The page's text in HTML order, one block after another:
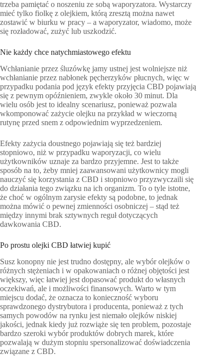
trzeba pamiętać o noszeniu ze sobą waporyzatora. Wystarczy
mieć tylko fiolkę z olejkiem, którą zresztą można nawet
zostawić w biurku w pracy – a waporyzator, wiadomo, może
się rozładować, zużyć lub uszkodzić.
Nie każdy chce natychmiastowego efektu
Wchłanianie przez śluzówkę jamy ustnej jest wolniejsze niż
wchłanianie przez nabłonek pęcherzyków płucnych, więc w
przypadku podania pod język efekty przyjęcia CBD pojawiają
się z pewnym opóźnieniem, zwykle około 30 minut. Dla
wielu osób jest to idealny scenariusz, ponieważ pozwala
wkomponować zażycie olejku na przykład w wieczorną
rutynę przed snem z odpowiednim wyprzedzeniem.
Efekty zażycia doustnego pojawiają się też bardziej
stopniowo, niż w przypadku waporyzacji, co wielu
użytkowników uznaje za bardzo przyjemne. Jest to także
sposób na to, żeby mniej zaawansowani użytkownicy mogli
nauczyć się korzystania z CBD i stopniowo przyzwyczaili się
do działania tego związku na ich organizm. To o tyle istotne,
że choć w ogólnym zarysie efekty są podobne, to jednak
można mówić o pewnej zmienności osobniczej – stąd też
między innymi brak sztywnych reguł dotyczących
dawkowania CBD.
Po prostu olejki CBD łatwiej kupić
Susz konopny nie jest trudno dostępny, ale wybór olejków o
różnych stężeniach i w opakowaniach o różnej objętości jest
większy, więc łatwiej jest dopasować produkt do własnych
oczekiwań, ale i możliwości finansowych. Warto w tym
miejscu dodać, że oznacza to konieczność wyboru
sprawdzonego dystrybutora i producenta, ponieważ z tych
samych powodów na rynku jest niemało olejków niskiej
jakości, jednak kiedy już rozwiąże się ten problem, pozostaje
bardzo szeroki wybór produktów dobrych marek, które
pozwalają w dużym stopniu spersonalizować doświadczenia
związane z CBD.